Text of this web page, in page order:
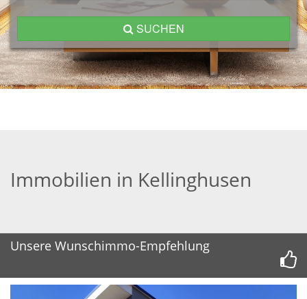
SUCHEN
Immobilien in Kellinghusen
Unsere Wunschimmo-Empfehlung